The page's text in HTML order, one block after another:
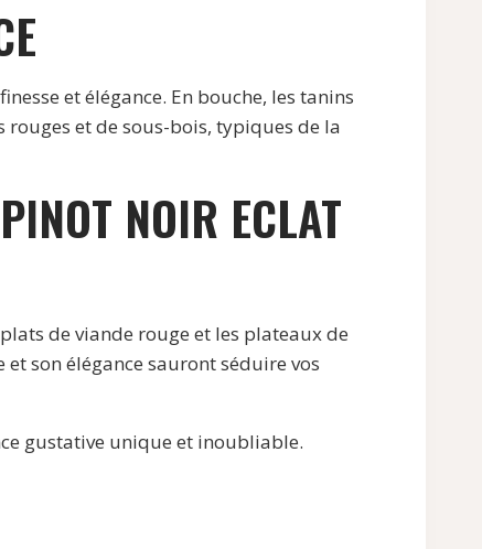
et élégance. En bouche, les tanins
et de sous-bois, typiques de la
NOIR ECLAT
de viande rouge et les plateaux de
son élégance sauront séduire vos
gustative unique et inoubliable.